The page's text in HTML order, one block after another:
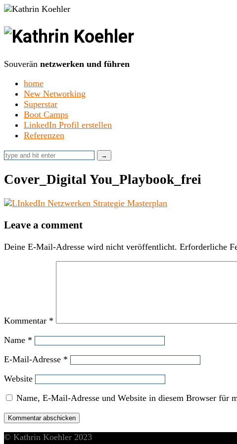
Kathrin
Koehler
Souverän netzwerken und führen
home
New Networking
Superstar
Boot Camps
LinkedIn Profil erstellen
Referenzen
Cover_Digital You_Playbook_frei
Leave a comment
Deine E-Mail-Adresse wird nicht veröffentlicht. Erforderliche
Kommentar *
Name *
E-Mail-Adresse *
Website
Name, E-Mail-Adresse und Website in diesem Browser für
© Kathrin Koehler 2023